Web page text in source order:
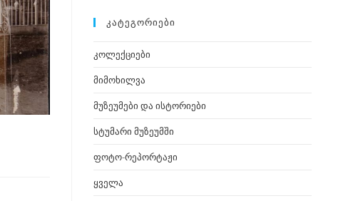
ᲙᲐᲢᲔᲒᲝᲠᲘᲔᲑᲘ
კოლექციები
მიმოხილვა
მუზეუმები და ისტორიები
სტუმარი მუზეუმში
ფოტო-რეპორტაჟი
ყველა